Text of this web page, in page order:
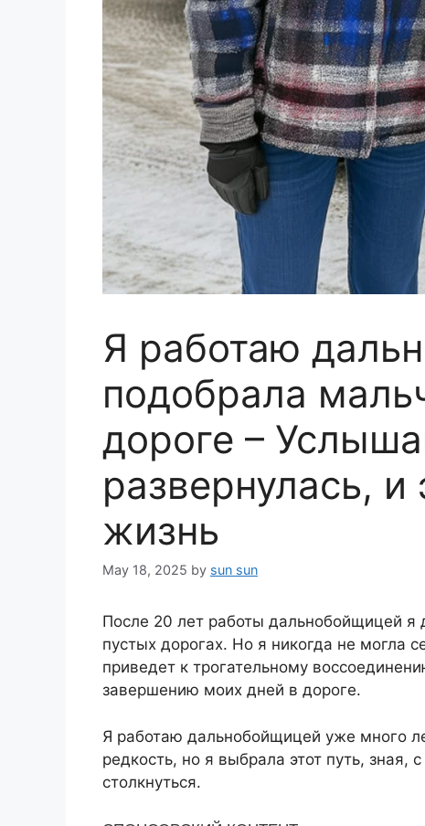
Я работаю
подобрала
дороге –
развернулась,
жизнь
May 18, 2025 by sun sun
После 20 лет работы дальнобойщицей я
пустых дорогах. Но я никогда не могла
приведет к трогательному
завершению моих дней в дороге.
Я работаю дальнобойщицей уже много
редкость, но я выбрала этот путь, зная,
столкнуться.